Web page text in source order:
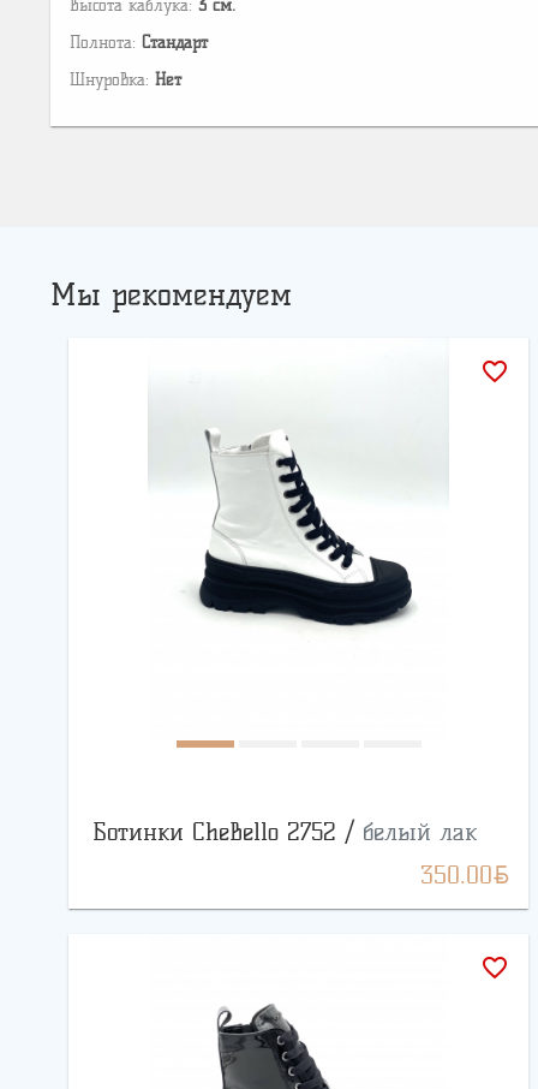
Высота каблука: 3 см.
Полнота: Стандарт
Шнуровка: Нет
Мы рекомендуем
favorite_border
Ботинки CheBello 2752 / белый лак
350.00BYN
favorite_border